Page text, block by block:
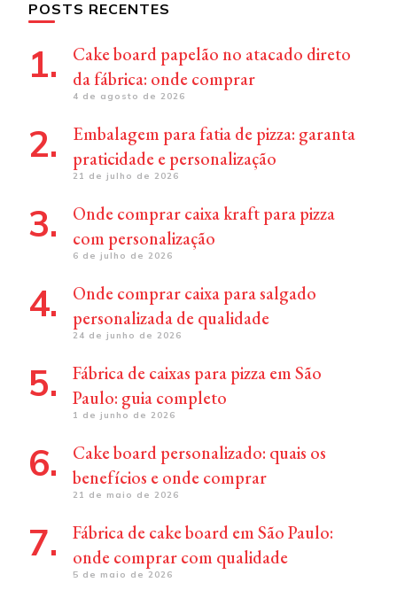
POSTS RECENTES
Cake board papelão no atacado direto
da fábrica: onde comprar
4 de agosto de 2026
Embalagem para fatia de pizza: garanta
praticidade e personalização
21 de julho de 2026
Onde comprar caixa kraft para pizza
com personalização
6 de julho de 2026
Onde comprar caixa para salgado
personalizada de qualidade
24 de junho de 2026
Fábrica de caixas para pizza em São
Paulo: guia completo
1 de junho de 2026
Cake board personalizado: quais os
benefícios e onde comprar
21 de maio de 2026
Fábrica de cake board em São Paulo:
onde comprar com qualidade
5 de maio de 2026